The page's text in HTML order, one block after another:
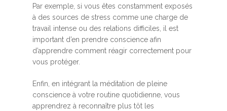
Par exemple, si vous êtes constamment exposés
à des sources de stress comme une charge de
travail intense ou des relations difficiles, il est
important d’en prendre conscience afin
d’apprendre comment réagir correctement pour
vous protéger.
Enfin, en intégrant la méditation de pleine
conscience à votre routine quotidienne, vous
apprendrez à reconnaître plus tôt les